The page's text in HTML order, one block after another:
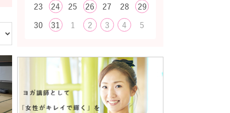
23
24 25 26 27 28
29
30
31 1 2 3 4 5